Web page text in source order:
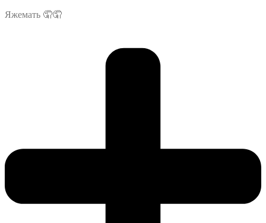
Яжемать 🤦🤦